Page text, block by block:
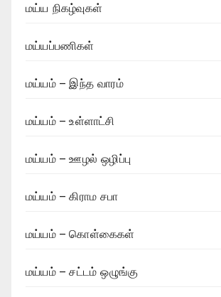
மய்ய நிகழ்வுகள்
மய்யப்பணிகள்
மய்யம் – இந்த வாரம்
மய்யம் – உள்ளாட்சி
மய்யம் – ஊழல் ஒழிப்பு
மய்யம் – கிராம சபா
மய்யம் – கொள்கைகள்
மய்யம் – சட்டம் ஒழுங்கு